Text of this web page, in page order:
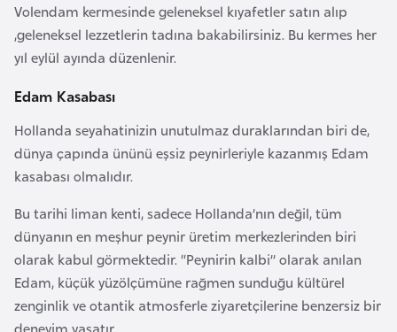
Volendam kermesinde geleneksel kıyafetler satın alıp
,geleneksel lezzetlerin tadına bakabilirsiniz. Bu kermes her
yıl eylül ayında düzenlenir.
Edam Kasabası
Hollanda seyahatinizin unutulmaz duraklarından biri de,
dünya çapında ününü eşsiz peynirleriyle kazanmış Edam
kasabası olmalıdır.
Bu tarihi liman kenti, sadece Hollanda’nın değil, tüm
dünyanın en meşhur peynir üretim merkezlerinden biri
olarak kabul görmektedir. “Peynirin kalbi” olarak anılan
Edam, küçük yüzölçümüne rağmen sunduğu kültürel
zenginlik ve otantik atmosferle ziyaretçilerine benzersiz bir
B
o
s
a
H
e
r
e
k
B
u